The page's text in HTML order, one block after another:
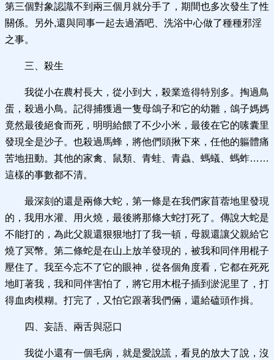
第三個對象認識不到兩三個月就分手了，期間也多次發生了性
關係。另外,還與同事一起去過酒吧、洗浴中心做了種種邪淫
之事。
三、殺生
我從小在農村長大，從小到大，殺業造得特別多。掏過鳥
蛋，殺過小鳥。記得捕獲過一隻母鴿子和它的幼雛，鴿子媽媽
竟然最後絕食而死，明明給餵了不少小米，最後在它的嗉囊里
發現全是沙子。也殺過馬蜂，將他們頭揪下來，任他的軀體痛
苦地扭動。其他的家禽、鼠類、青蛙、青蟲、螞蟻、螞蚱……
這樣的事數都不清。
最深刻的還是兩條大蛇，第一條是在我們家苜蓿地里發現
的，我用水灌、用火燒，最後將那條大蛇打死了。傳說大蛇是
不能打的，為此父親還狠狠地打了我一頓，母親還讓父親給它
燒了冥幣。第二條蛇是在山上放羊發現的，被我和同伴用棍子
壓住了。我至今忘不了它的眼神，從各個角度看，它都在死死
地盯著我，我和同伴害怕了，將它用木棍子插到淤泥里了，打
得血肉模糊。打完了，又怕它跟著我們倆，還給磕頭作揖。
四、妄語、兩舌與惡口
我從小還有一個毛病，就是愛說謊，看見的放大了說，沒